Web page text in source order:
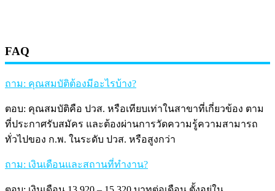
FAQ
ถาม: คุณสมบัติต้องมีอะไรบ้าง?
ตอบ: คุณสมบัติคือ ปวส. หรือเทียบเท่าในสาขาที่เกี่ยวข้อง ตาม
ที่ประกาศรับสมัคร และต้องผ่านการวัดความรู้ความสามารถ
ทั่วไปของ ก.พ. ในระดับ ปวส. หรือสูงกว่า
ถาม: เงินเดือนและสถานที่ทำงาน?